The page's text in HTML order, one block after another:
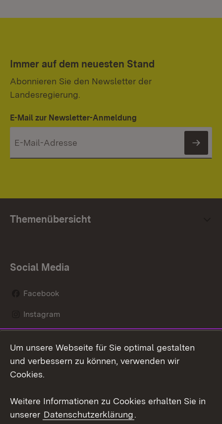
Immer auf dem neuesten Stand
Abonnieren Sie den Newsletter der
Landesregierung.
E-Mail zur Newsletter-Anmeldung
Themenübersicht
Social Media
Facebook
Instagram
Mastodon
Youtube
Kontakt
Datenschutz
Um unsere Webseite für Sie optimal gestalten
und verbessern zu können, verwenden wir
Cookies.
Weitere Informationen zu Cookies erhalten Sie in
unserer Datenschutzerklärung.